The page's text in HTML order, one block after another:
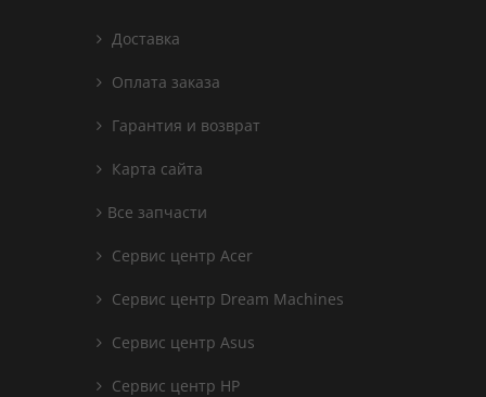
Доставка
Оплата заказа
Гарантия и возврат
Карта сайта
Все запчасти
Сервис центр Acer
Сервис центр Dream Machines
Сервис центр Asus
Сервис центр HP